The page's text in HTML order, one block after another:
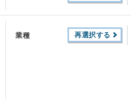
業種 再選択する